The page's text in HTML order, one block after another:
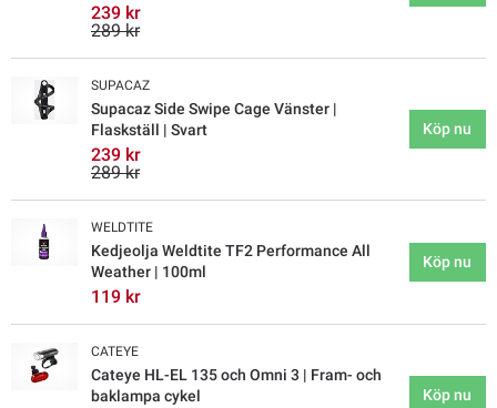
239 kr
289 kr
SUPACAZ
Supacaz Side Swipe Cage Vänster |
Flaskställ | Svart
239 kr
289 kr
Köp nu
WELDTITE
Kedjeolja Weldtite TF2 Performance All
Weather | 100ml
119 kr
Köp nu
CATEYE
Cateye HL-EL 135 och Omni 3 | Fram- och
baklampa cykel
Köp nu